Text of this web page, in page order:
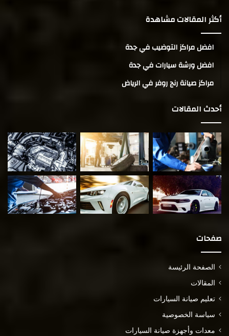
أكثر المقالات مشاهدة
افضل مراكز التوضيب في جدة
افضل ورشة سيارات في جدة
مراكز صيانة رنج روفر في الرياض
أحدث المقالات
صفحات
الصفحة الرئيسة
المقالات
تعليم صيانة السيارات
سياسة الخصوصية
معدات وأجهزة صيانة السيارات